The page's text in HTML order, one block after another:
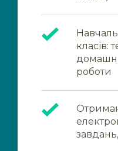
класів:
домашні
роботи